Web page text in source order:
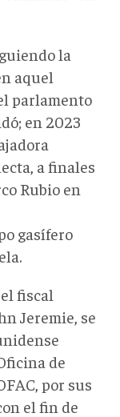
la
aquel
parlamento
en 2023
a finales
Rubio en
gasífero
fiscal
Jeremie, se
de
por sus
el fin de